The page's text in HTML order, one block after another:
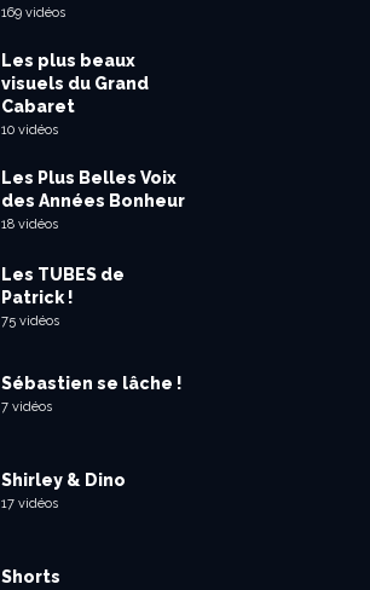
169 vidéos
Les plus beaux
visuels du Grand
Cabaret
10 vidéos
Les Plus Belles Voix
des Années Bonheur
18 vidéos
Les TUBES de
Patrick !
75 vidéos
Sébastien se lâche !
7 vidéos
Shirley & Dino
17 vidéos
Shorts